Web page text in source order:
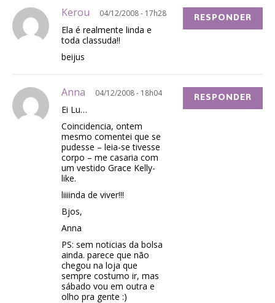
Kerou 04/12/2008 - 17h28
Ela é realmente linda e
toda classuda!!
beijus
RESPONDER
Anna 04/12/2008 - 18h04
Ei Lu…
Coincidencia, ontem
mesmo comentei que se
pudesse – leia-se tivesse
corpo – me casaria com
um vestido Grace Kelly-
like.
liiiinda de viver!!!
Bjos,
Anna
PS: sem noticias da bolsa
ainda. parece que não
chegou na loja que
sempre costumo ir, mas
sábado vou em outra e
olho pra gente :)
RESPONDER